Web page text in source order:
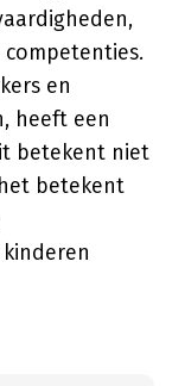
en
heeft een
betekent niet
betekent